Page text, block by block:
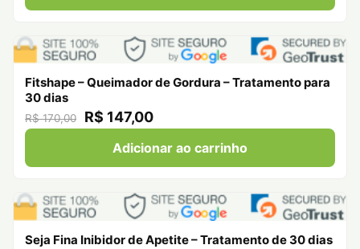
Fitshape – Queimador de Gordura – Tratamento para
30 dias
R$ 170,00 R$ 147,00
Adicionar ao carrinho
Seja Fina Inibidor de Apetite – Tratamento de 30 dias